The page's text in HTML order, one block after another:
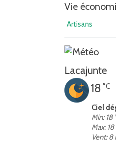
Vie
Artisans
Lacajunte
18 °C
Ciel
Min: 18
Max: 18
Vent: 8